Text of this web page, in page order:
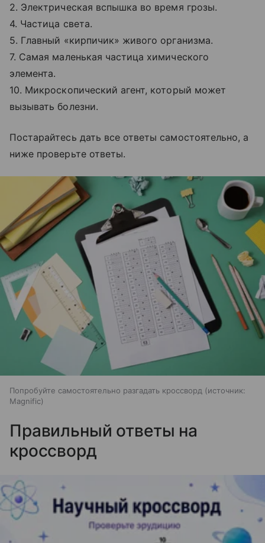
2. Электрическая вспышка во время грозы.
4. Частица света.
5. Главный «кирпичик» живого организма.
7. Самая маленькая частица химического
элемента.
10. Микроскопический агент, который может
вызывать болезни.
Постарайтесь дать все ответы самостоятельно, а
ниже проверьте ответы.
Попробуйте самостоятельно разгадать кроссворд
источник:
Magnific
Правильный ответы на
кроссворд